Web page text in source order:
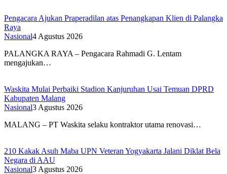
Pengacara Ajukan Praperadilan atas Penangkapan Klien di Palangka
Raya
Nasional4 Agustus 2026
PALANGKA RAYA – Pengacara Rahmadi G. Lentam
mengajukan…
Waskita Mulai Perbaiki Stadion Kanjuruhan Usai Temuan DPRD
Kabupaten Malang
Nasional3 Agustus 2026
MALANG – PT Waskita selaku kontraktor utama renovasi…
210 Kakak Asuh Maba UPN Veteran Yogyakarta Jalani Diklat Bela
Negara di AAU
Nasional3 Agustus 2026